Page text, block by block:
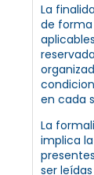
La
de forma
en cada
La
implica
ser